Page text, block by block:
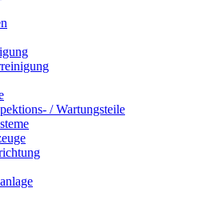
/ Wartungsteile